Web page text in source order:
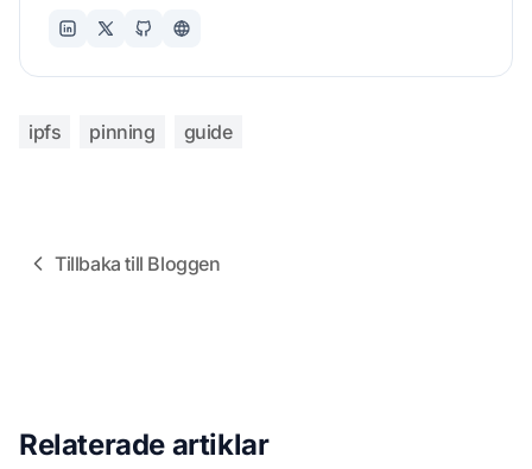
ipfs pinning guide
Tillbaka till Bloggen
Relaterade artiklar